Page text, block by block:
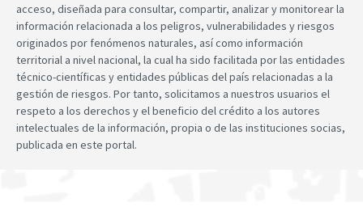
acceso, diseñada para consultar, compartir, analizar y monitorear la
información relacionada a los peligros, vulnerabilidades y riesgos
originados por fenómenos naturales, así como información
territorial a nivel nacional, la cual ha sido facilitada por las entidades
técnico-científicas y entidades públicas del país relacionadas a la
gestión de riesgos. Por tanto, solicitamos a nuestros usuarios el
respeto a los derechos y el beneficio del crédito a los autores
intelectuales de la información, propia o de las instituciones socias,
publicada en este portal.